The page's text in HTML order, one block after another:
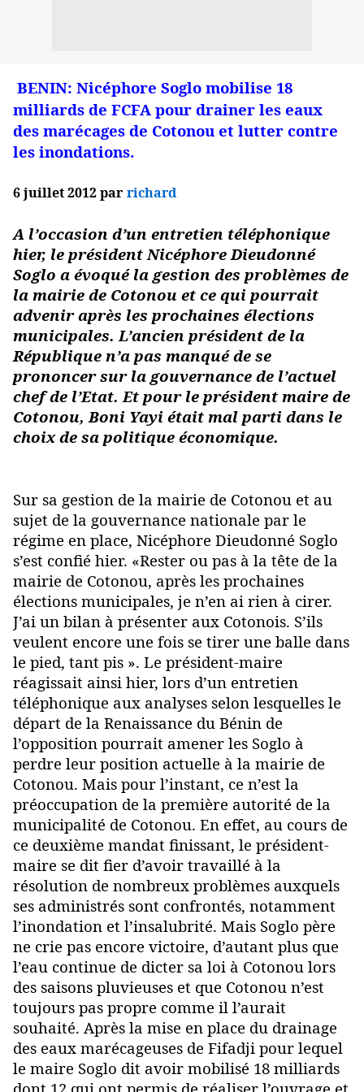
BENIN: Nicéphore Soglo mobilise 18
milliards de FCFA pour drainer les eaux
des marécages de Cotonou et lutter contre
les inondations.
6 juillet 2012 par richard
A l’occasion d’un entretien téléphonique
hier, le président Nicéphore Dieudonné
Soglo a évoqué la gestion des problèmes de
la mairie de Cotonou et ce qui pourrait
advenir après les prochaines élections
municipales. L’ancien président de la
République n’a pas manqué de se
prononcer sur la gouvernance de l’actuel
chef de l’Etat. Et pour le président maire de
Cotonou, Boni Yayi était mal parti dans le
choix de sa politique économique.
Sur sa gestion de la mairie de Cotonou et au
sujet de la gouvernance nationale par le
régime en place, Nicéphore Dieudonné Soglo
s’est confié hier. «Rester ou pas à la tête de la
mairie de Cotonou, après les prochaines
élections municipales, je n’en ai rien à cirer.
J’ai un bilan à présenter aux Cotonois. S’ils
veulent encore une fois se tirer une balle dans
le pied, tant pis ». Le président-maire
réagissait ainsi hier, lors d’un entretien
téléphonique aux analyses selon lesquelles le
départ de la Renaissance du Bénin de
l’opposition pourrait amener les Soglo à
perdre leur position actuelle à la mairie de
Cotonou. Mais pour l’instant, ce n’est la
préoccupation de la première autorité de la
municipalité de Cotonou. En effet, au cours de
ce deuxième mandat finissant, le président-
maire se dit fier d’avoir travaillé à la
résolution de nombreux problèmes auxquels
ses administrés sont confrontés, notamment
l’inondation et l’insalubrité. Mais Soglo père
ne crie pas encore victoire, d’autant plus que
l’eau continue de dicter sa loi à Cotonou lors
des saisons pluvieuses et que Cotonou n’est
toujours pas propre comme il l’aurait
souhaité. Après la mise en place du drainage
des eaux marécageuses de Fifadji pour lequel
le maire Soglo dit avoir mobilisé 18 milliards